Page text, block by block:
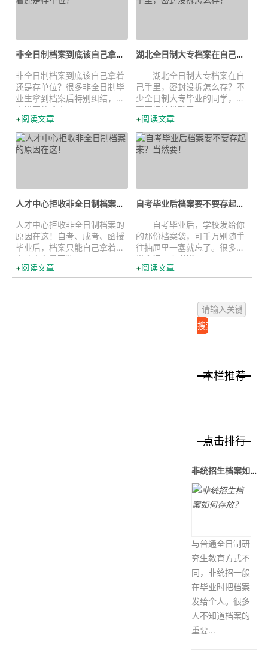
非全日制档案到底该自己拿着还是...
非全日制档案到底该自己拿着
还是存单位？很多非全日制毕
业生拿到档案后特别纠结，有
人说要放教育...
阅读文章
湖北全日制大专档案在自己手里，密...
湖北全日制大专档案在自
己手里，密封没拆怎么存？不
少全日制大专毕业的同学，档
案直接被发到了...
阅读文章
人才中心拒收非全日制档案的原因...
人才中心拒收非全日制档案的
原因在这！自考、成考、函授
毕业后，档案只能自己拿着，
人才中心是不收...
阅读文章
自考毕业后档案要不要存起来？当然...
自考毕业后，学校发给你
的那份档案袋，可千万别随手
往抽屉里一塞就忘了。很多同
学会问：自考毕...
阅读文章
本栏推荐
点击排行
非统招生档案如何存放？
与普通全日制研
究生教育方式不
同，非统招一般
在毕业时把档案
发给个人。很多
人不知道档案的
重要...